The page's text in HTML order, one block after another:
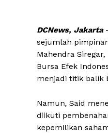
DCNews, Jakarta
sejumlah
Mahendra
Bursa Efek
menjadi titik balik
Namun, Said
diikuti
kepemilikan